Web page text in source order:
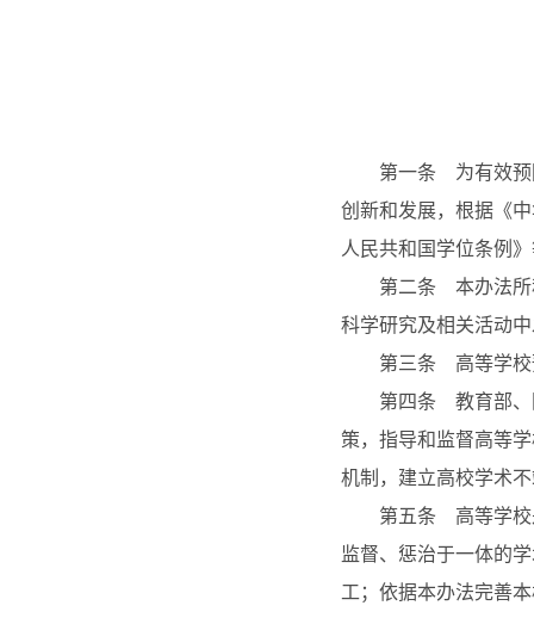
第一条 为有效预防
创新和发展，根据《
人民共和国学位条例
第二条 本办法所称
科学研究及相关活动
第三条 高等学校预
第四条 教育部、国
策，指导和监督高等
机制，建立高校学术
第五条 高等学校是
监督、惩治于一体的
工；依据本办法完善